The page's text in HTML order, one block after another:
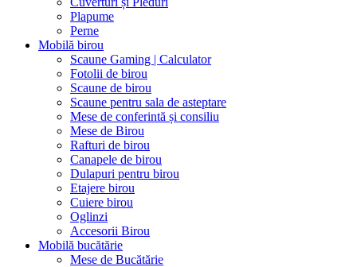
Plapume
Perne
Mobilă birou
Scaune Gaming | Calculator
Fotolii de birou
Scaune de birou
Scaune pentru sala de asteptare
Mese de conferintă și consiliu
Mese de Birou
Rafturi de birou
Canapele de birou
Dulapuri pentru birou
Etajere birou
Cuiere birou
Oglinzi
Accesorii Birou
Mobilă bucătărie
Mese de Bucătărie